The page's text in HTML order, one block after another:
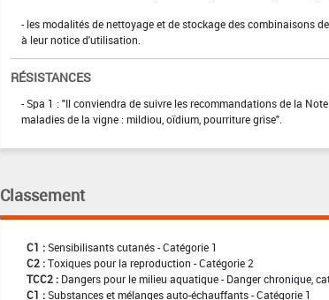
- les modalités de nettoyage et de stockage des combinaisons
à leur notice d'utilisation.
RÉSISTANCES
- Spa 1 : "Il conviendra de suivre les recommandations de la
maladies de la vigne : mildiou, oïdium, pourriture grise".
Classement
C1 : Sensibilisants cutanés - Catégorie 1
C2 : Toxiques pour la reproduction - Catégorie 2
TCC2 : Dangers pour le milieu aquatique - Danger chronique,
C1 : Substances et mélanges auto-échauffants - Catégorie 1